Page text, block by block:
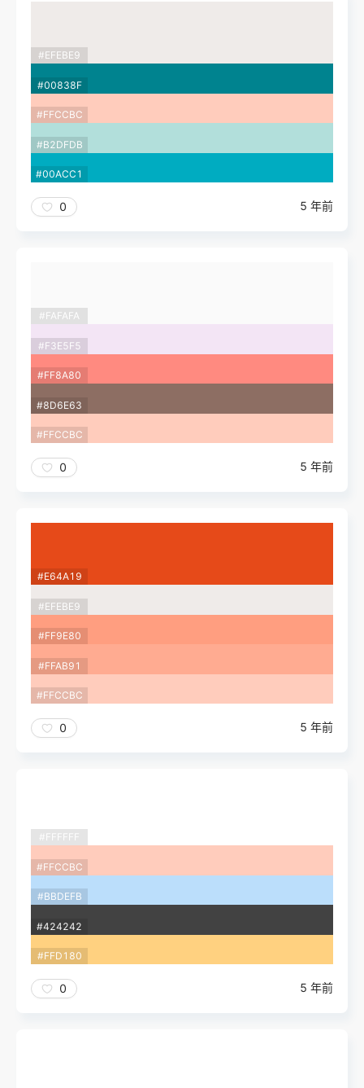
#EFEBE9
#00838F
#FFCCBC
#B2DFDB
#00ACC1
0 5 年前
#FAFAFA
#F3E5F5
#FF8A80
#8D6E63
#FFCCBC
0 5 年前
#E64A19
#EFEBE9
#FF9E80
#FFAB91
#FFCCBC
0 5 年前
#FFFFFF
#FFCCBC
#BBDEFB
#424242
#FFD180
0 5 年前